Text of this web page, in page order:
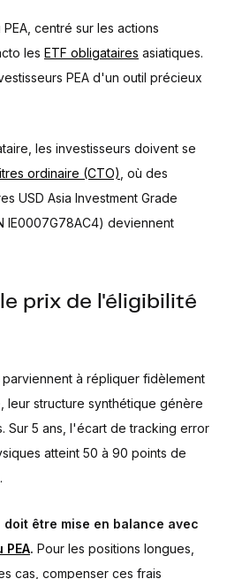
centré sur les actions
les ETF obligataires asiatiques.
PEA d'un outil précieux
les investisseurs doivent se
ordinaire (CTO) , où des
USD Asia Investment Grade
IE0007G78AC4) deviennent
prix de l'éligibilité
parviennent à répliquer fidèlement
leur structure synthétique génère
Sur 5 ans, l'écart de tracking error
atteint 50 à 90 points de
être mise en balance avec
. Pour les positions longues,
cas, compenser ces frais